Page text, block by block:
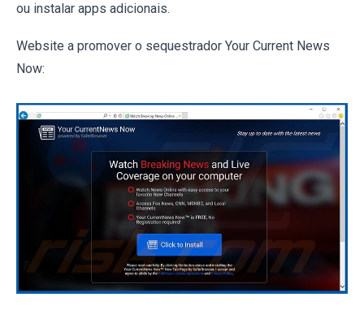
ou instalar apps adicionais.
Website a promover o sequestrador Your Current News
Now: